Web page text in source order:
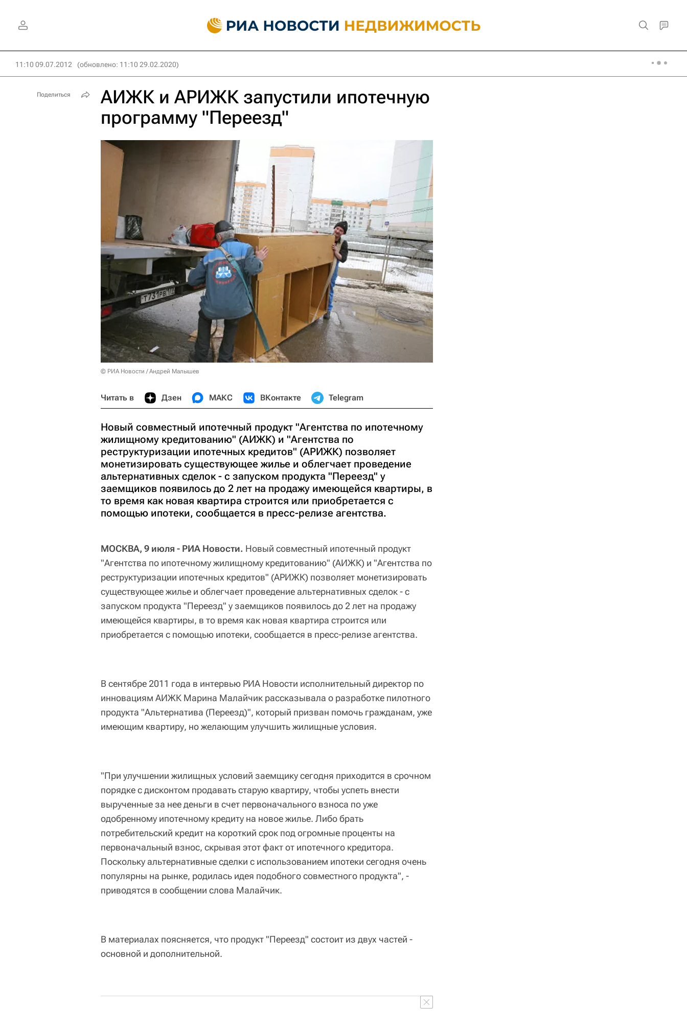
11:10 09.07.2012 (обновлено: 11:10 29.02.2020)
АИЖК и АРИЖК запустили ипотечную
программу "Переезд"
© РИА Новости / Андрей Малышев
Читать в Дзен МАКС ВКонтакте Telegram
Новый совместный ипотечный продукт "Агентства по ипотечному
жилищному кредитованию" (АИЖК) и "Агентства по
реструктуризации ипотечных кредитов" (АРИЖК) позволяет
монетизировать существующее жилье и облегчает проведение
альтернативных сделок - с запуском продукта "Переезд" у
заемщиков появилось до 2 лет на продажу имеющейся квартиры, в
то время как новая квартира строится или приобретается с
помощью ипотеки, сообщается в пресс-релизе агентства.
МОСКВА, 9 июля - РИА Новости. Новый совместный ипотечный продукт
"Агентства по ипотечному жилищному кредитованию" (АИЖК) и "Агентства по
реструктуризации ипотечных кредитов" (АРИЖК) позволяет монетизировать
существующее жилье и облегчает проведение альтернативных сделок - с
запуском продукта "Переезд" у заемщиков появилось до 2 лет на продажу
имеющейся квартиры, в то время как новая квартира строится или
приобретается с помощью ипотеки, сообщается в пресс-релизе агентства.
В сентябре 2011 года в интервью РИА Новости исполнительный директор по
инновациям АИЖК Марина Малайчик рассказывала о разработке пилотного
продукта "Альтернатива (Переезд)", который призван помочь гражданам, уже
имеющим квартиру, но желающим улучшить жилищные условия.
"При улучшении жилищных условий заемщику сегодня приходится в срочном
порядке с дисконтом продавать старую квартиру, чтобы успеть внести
вырученные за нее деньги в счет первоначального взноса по уже
одобренному ипотечному кредиту на новое жилье. Либо брать
потребительский кредит на короткий срок под огромные проценты на
первоначальный взнос, скрывая этот факт от ипотечного кредитора.
Поскольку альтернативные сделки с использованием ипотеки сегодня очень
популярны на рынке, родилась идея подобного совместного продукта", -
приводятся в сообщении слова Малайчик.
В материалах поясняется, что продукт "Переезд" состоит из двух частей -
основной и дополнительной.
Поделиться